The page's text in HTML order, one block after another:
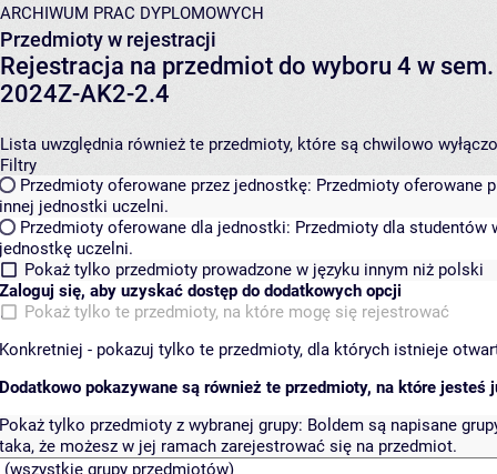
ARCHIWUM PRAC DYPLOMOWYCH
Przedmioty w rejestracji
Rejestracja na przedmiot do wyboru 4 w
2024Z-AK2-2.4
Lista uwzględnia również te przedmioty, które są chwilowo
Filtry
Przedmioty oferowane przez jednostkę: Przedmioty oferowane
innej jednostki uczelni.
Przedmioty oferowane dla jednostki: Przedmioty dla studentów
jednostkę uczelni.
Pokaż tylko przedmioty prowadzone w języku innym niż polski
Zaloguj się, aby uzyskać dostęp do dodatkowych opcji
Pokaż tylko te przedmioty, na które mogę się rejestrować
Konkretniej - pokazuj tylko te przedmioty, dla których istnieje
Dodatkowo pokazywane są również te przedmioty, na które jesteś
Pokaż tylko przedmioty z wybranej grupy: Boldem są napisane
taka, że możesz w jej ramach zarejestrować się na przedmiot.